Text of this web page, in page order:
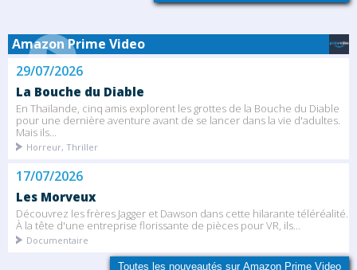
Amazon Prime Video
29/07/2026
La Bouche du Diable
En Thaïlande, cinq amis explorent les grottes de la Bouche du Diable
pour une dernière aventure avant de se lancer dans la vie d'adultes.
Mais ils...
Horreur, Thriller
17/07/2026
Les Morveux
Découvrez les frères Jagger et Dawson dans cette hilarante téléréalité.
À la tête d'une entreprise florissante de pièces pour VR, ils...
Documentaire
Toutes les nouveautés sur Amazon Prime Video